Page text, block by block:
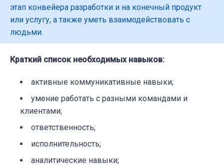
этап конвейера разработки и на конечный продукт
или услугу, а также уметь взаимодействовать с
людьми.
Краткий список необходимых навыков:
активные коммуникативные навыки;
умение работать с разными командами и
клиентами;
ответственность;
исполнительность;
аналитические навыки;